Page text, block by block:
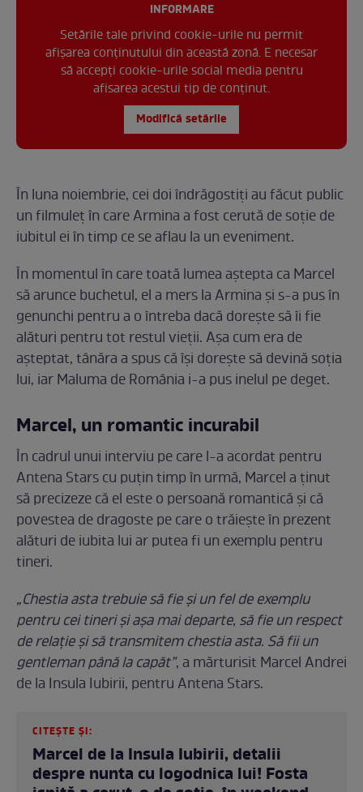
INFORMARE
Setările tale privind cookie-urile nu permit
afișarea conținutului din această zonă. E necesar
să accepți cookie-urile social media pentru
afisarea acestui tip de conținut.
Modifică setările
În luna noiembrie, cei doi îndrăgostiți au făcut public
un filmuleț în care Armina a fost cerută de soție de
iubitul ei în timp ce se aflau la un eveniment.
În momentul în care toată lumea aștepta ca Marcel
să arunce buchetul, el a mers la Armina și s-a pus în
genunchi pentru a o întreba dacă dorește să îi fie
alături pentru tot restul vieții. Așa cum era de
așteptat, tânăra a spus că își dorește să devină soția
lui, iar Maluma de România i-a pus inelul pe deget.
Marcel, un romantic incurabil
În cadrul unui interviu pe care l-a acordat pentru
Antena Stars cu puțin timp în urmă, Marcel a ținut
să precizeze că el este o persoană romantică și că
povestea de dragoste pe care o trăiește în prezent
alături de iubita lui ar putea fi un exemplu pentru
tineri.
„Chestia asta trebuie să fie și un fel de exemplu
pentru cei tineri și așa mai departe, să fie un respect
de relație și să transmitem chestia asta. Să fii un
gentleman până la capăt”, a mărturisit Marcel Andrei
de la Insula Iubirii, pentru Antena Stars.
CITEȘTE ȘI:
Marcel de la Insula Iubirii, detalii
despre nunta cu logodnica lui! Fosta